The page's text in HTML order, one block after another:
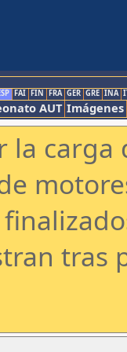
FAI FIN FRA GER GRE INA
AUT Imágenes
la
tras